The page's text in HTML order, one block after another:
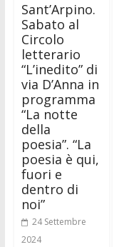
Sant’Arpino.
Sabato al
Circolo
letterario
“L’inedito” di
via D’Anna in
programma
“La notte
della
poesia”. “La
poesia è qui,
fuori e
dentro di
noi”
24 Settembre
2024